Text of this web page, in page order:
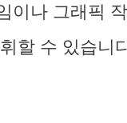
이나 그래픽
할 수 있습니